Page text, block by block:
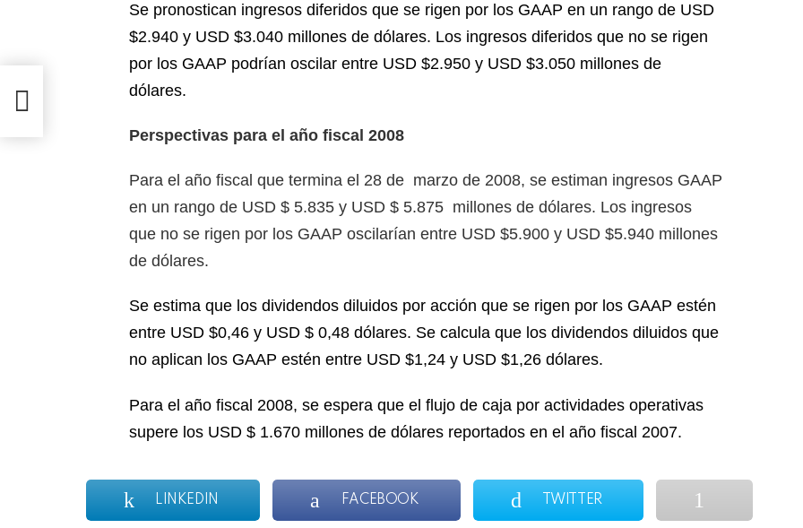
Se pronostican ingresos diferidos que se rigen por los GAAP en un rango de USD
$2.940 y USD $3.040 millones de dólares. Los ingresos diferidos que no se rigen
por los GAAP podrían oscilar entre USD $2.950 y USD $3.050 millones de
dólares.
Perspectivas para el año fiscal 2008
Para el año fiscal que termina el 28 de marzo de 2008, se estiman ingresos GAAP
en un rango de USD $ 5.835 y USD $ 5.875 millones de dólares. Los ingresos
que no se rigen por los GAAP oscilarían entre USD $5.900 y USD $5.940 millones
de dólares.
Se estima que los dividendos diluidos por acción que se rigen por los GAAP estén
entre USD $0,46 y USD $ 0,48 dólares. Se calcula que los dividendos diluidos que
no aplican los GAAP estén entre USD $1,24 y USD $1,26 dólares.
Para el año fiscal 2008, se espera que el flujo de caja por actividades operativas
supere los USD $ 1.670 millones de dólares reportados en el año fiscal 2007.
LINKEDIN FACEBOOK TWITTER